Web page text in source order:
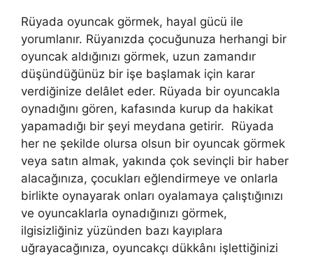
Rüyada oyuncak görmek, hayal gücü ile
yorumlanır. Rüyanızda çocuğunuza herhangi bir
oyuncak aldığınızı görmek, uzun zamandır
düşündüğünüz bir işe başlamak için karar
verdiğinize delâlet eder. Rüyada bir oyuncakla
oynadığını gören, kafasında kurup da hakikat
yapamadığı bir şeyi meydana getirir. Rüyada
her ne şekilde olursa olsun bir oyuncak görmek
veya satın almak, yakında çok sevinçli bir haber
alacağınıza, çocukları eğlendirmeye ve onlarla
birlikte oynayarak onları oyalamaya çalıştığınızı
ve oyuncaklarla oynadığınızı görmek,
ilgisizliğiniz yüzünden bazı kayıplara
uğrayacağınıza, oyuncakçı dükkânı işlettiğinizi